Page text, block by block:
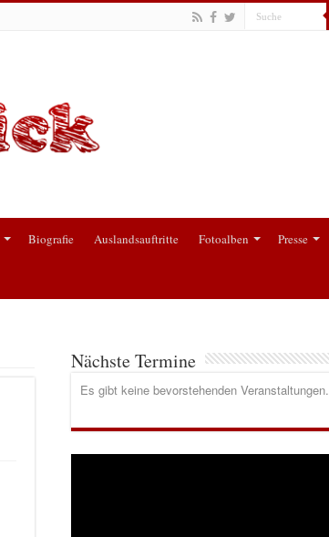
Biografie Auslandsauftritte Fotoalben Presse
Nächste Termine
Es gibt keine bevorstehenden Veranstaltungen.